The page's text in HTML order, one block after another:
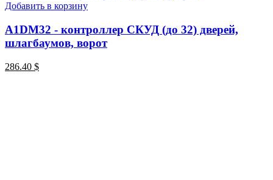
Добавить в корзину
A1DM32 - контроллер СКУД (до 32) дверей,
шлагбаумов, ворот
286.40 $